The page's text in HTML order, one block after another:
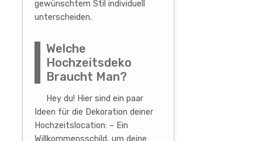
gewünschtem Stil individuell
unterscheiden.
Welche
Hochzeitsdeko
Braucht Man?
Hey du! Hier sind ein paar
Ideen für die Dekoration deiner
Hochzeitslocation: – Ein